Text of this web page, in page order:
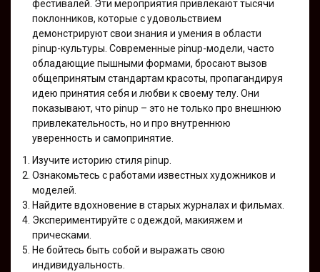
фестивалей. Эти мероприятия привлекают тысячи
поклонников, которые с удовольствием
демонстрируют свои знания и умения в области
pinup-культуры. Современные pinup-модели, часто
обладающие пышными формами, бросают вызов
общепринятым стандартам красоты, пропагандируя
идею принятия себя и любви к своему телу. Они
показывают, что pinup – это не только про внешнюю
привлекательность, но и про внутреннюю
уверенность и самопринятие.
Изучите историю стиля pinup.
Ознакомьтесь с работами известных художников и
моделей.
Найдите вдохновение в старых журналах и фильмах.
Экспериментируйте с одеждой, макияжем и
прическами.
Не бойтесь быть собой и выражать свою
индивидуальность.